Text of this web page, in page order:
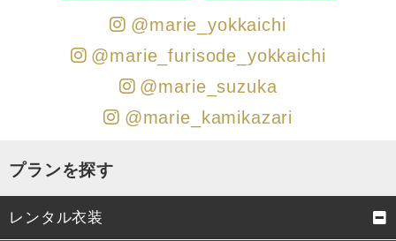
@marie_yokkaichi
@marie_furisode_yokkaichi
@marie_suzuka
@marie_kamikazari
プランを探す
レンタル衣装